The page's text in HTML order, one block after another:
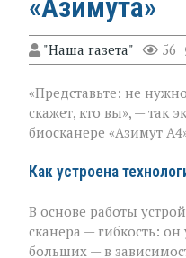
«Азимута»
"Наша газета" 56
«Представьте: не
скажет, кто вы», — так
биосканере «Азимут
Как устроена
В основе работы
сканера — гибкость:
больших — в